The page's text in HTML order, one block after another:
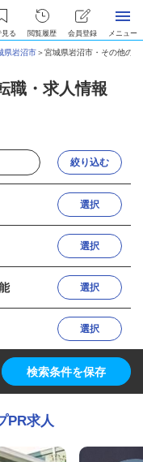
見る 閲覧履歴 会員登録 メニュー
県岩沼市＞宮城県岩沼市・その他の
職・求人情報
絞り込む
選択
選択
選択
選択
検索条件を保存
PR求人